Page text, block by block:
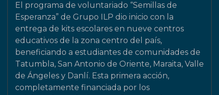
El programa de voluntariado “Semillas de
Esperanza” de Grupo ILP dio inicio con la
entrega de kits escolares en nueve centros
educativos de la zona centro del país,
beneficiando a estudiantes de comunidades de
Tatumbla, San Antonio de Oriente, Maraita, Valle
de Ángeles y Danlí. Esta primera acción,
completamente financiada por los